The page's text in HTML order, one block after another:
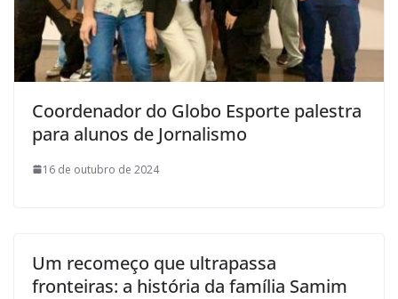
Coordenador do Globo Esporte palestra
para alunos de Jornalismo
16 de outubro de 2024
Um recomeço que ultrapassa
fronteiras: a história da família Samim